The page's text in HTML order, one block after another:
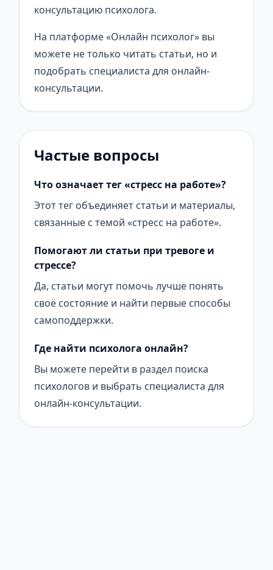
консультацию психолога.
На платформе «Онлайн психолог» вы
можете не только читать статьи, но и
подобрать специалиста для онлайн-
консультации.
Частые вопросы
Что означает тег «стресс на работе»?
Этот тег объединяет статьи и материалы,
связанные с темой «стресс на работе».
Помогают ли статьи при тревоге и
стрессе?
Да, статьи могут помочь лучше понять
своё состояние и найти первые способы
самоподдержки.
Где найти психолога онлайн?
Вы можете перейти в раздел поиска
психологов и выбрать специалиста для
онлайн-консультации.